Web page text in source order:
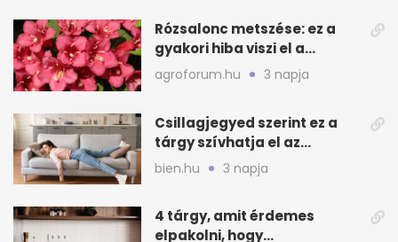
Rózsalonc metszése: ez a
gyakori hiba viszi el a
virágzást
agroforum.hu 3 napja
Csillagjegyed szerint ez a
tárgy szívhatja el az
otthonod energiáját
bien.hu 3 napja
4 tárgy, amit érdemes
elpakolni, hogy